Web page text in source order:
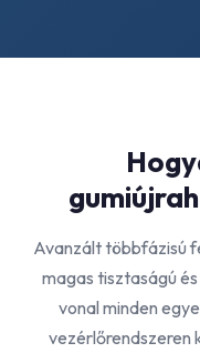
Avanzált többfázisú
magas tisztaságú
vonal minden
vezérlőrendszeren